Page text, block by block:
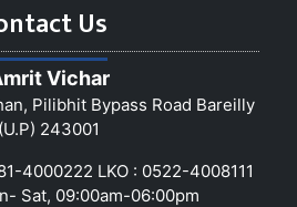
Us
Vichar
Pilibhit Bypass Road Bareilly
(U.P) 243001
4000222 LKO : 0522-4008111
Sat, 09:00am-06:00pm